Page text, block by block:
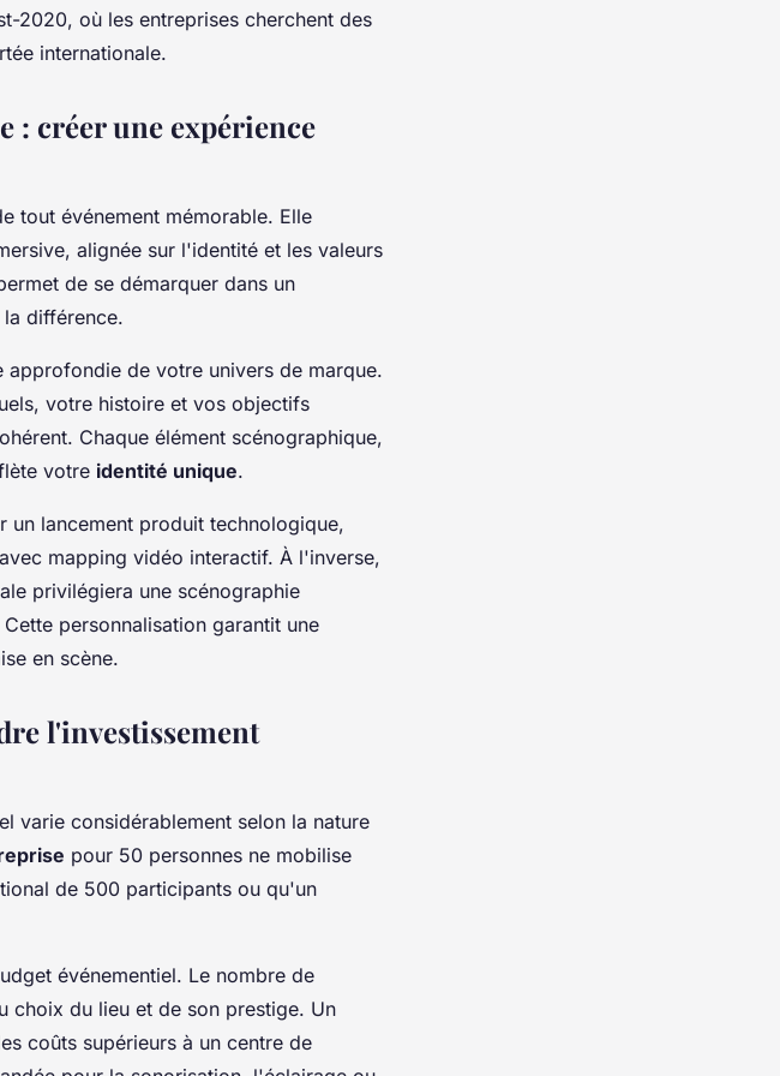
2020, où les entreprises cherchent des
internationale.
: créer une expérience
tout événement mémorable. Elle
alignée sur l'identité et les valeurs
de se démarquer dans un
différence.
approfondie de votre univers de marque.
votre histoire et vos objectifs
Chaque élément scénographique,
votre identité unique.
un lancement produit technologique,
mapping vidéo interactif. À l'inverse,
privilégiera une scénographie
personnalisation garantit une
en scène.
l'investissement
varie considérablement selon la nature
pour 50 personnes ne mobilise
de 500 participants ou qu'un
événementiel. Le nombre de
choix du lieu et de son prestige. Un
coûts supérieurs à un centre de